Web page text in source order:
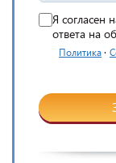
Я согласен
ответа на
Политика ·